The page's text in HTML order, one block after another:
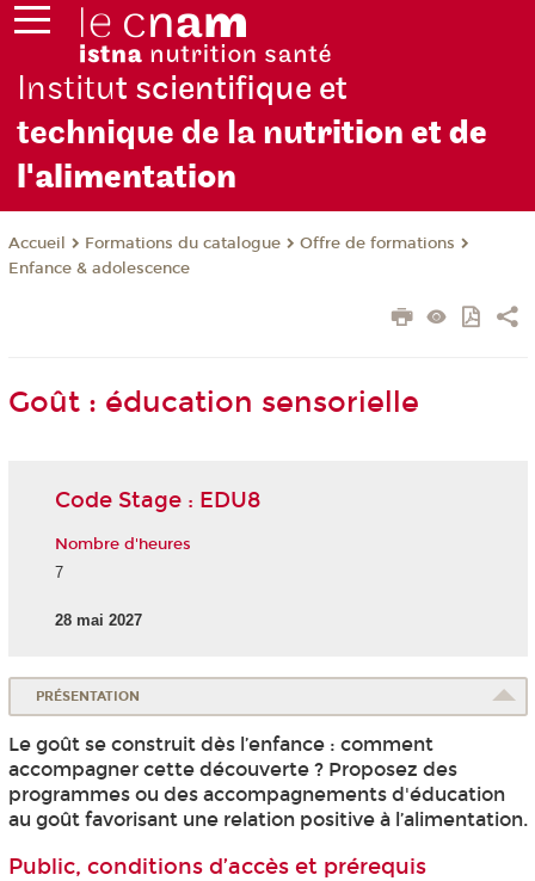
Institut scientifique et
technique de la nutrition et de
l'alimentation
Accueil Formations du catalogue
Offre de formations
Enfance & adolescence
Goût : éducation sensorielle
Code Stage : EDU8
Nombre d'heures
7
28 mai 2027
PRÉSENTATION
Le goût se construit dès l’enfance : comment
accompagner cette découverte ? Proposez des
programmes ou des accompagnements d'éducation
au goût favorisant une relation positive à l’alimentation.
Public, conditions d’accès et prérequis